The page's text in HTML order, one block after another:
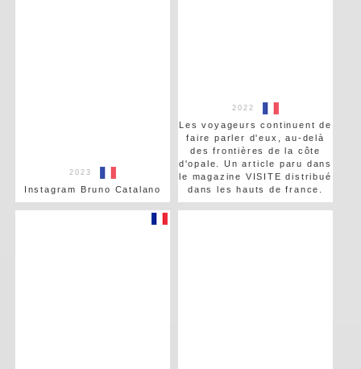
2023
Instagram Bruno Catalano
2022
Les voyageurs continuent de
faire parler d'eux, au-delà
des frontières de la côte
d'opale. Un article paru dans
le magazine VISITE distribué
dans les hauts de france.